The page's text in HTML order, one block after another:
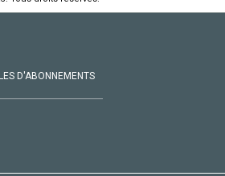
D'ABONNEMENTS